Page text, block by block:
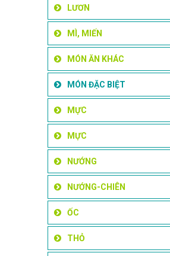
LƯƠN
MÌ, MIẾN
MÓN ĂN KHÁC
MÓN ĐẶC BIỆT
MỰC
MỰC
NƯỚNG
NƯỚNG-CHIÊN
ỐC
THỎ